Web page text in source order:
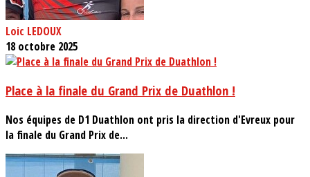
Loic LEDOUX
18 octobre 2025
Place à la finale du Grand Prix de Duathlon !
Nos équipes de D1 Duathlon ont pris la direction d'Evreux pour
la finale du Grand Prix de...